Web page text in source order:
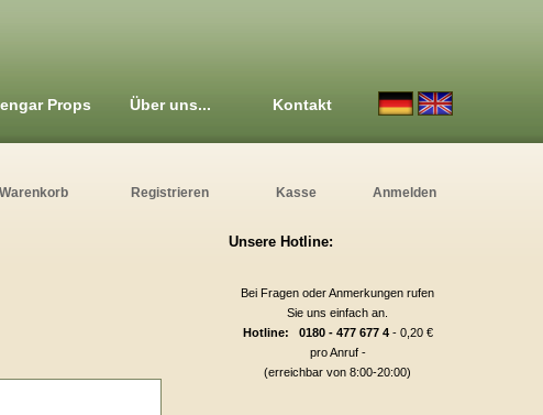
Props Über uns... Kontakt
Warenkorb Registrieren Kasse Anmelden
Unsere Hotline:
Bei Fragen oder Anmerkungen rufen
Sie uns einfach an.
Hotline: 0180 - 477 677 4- 0,20 €
pro Anruf -
(erreichbar von 8:00-20:00)